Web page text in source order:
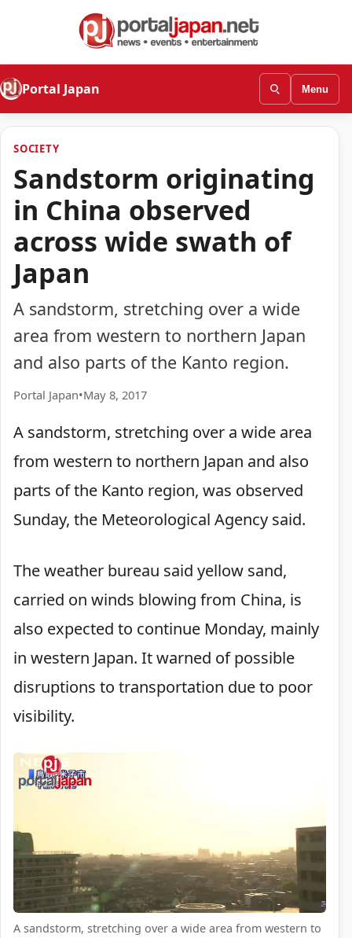
Portal Japan Menu
SOCIETY
Sandstorm originating
in China observed
across wide swath of
Japan
A sandstorm, stretching over a wide
area from western to northern Japan
and also parts of the Kanto region.
Portal Japan•May 8, 2017
A sandstorm, stretching over a wide area
from western to northern Japan and also
parts of the Kanto region, was observed
Sunday, the Meteorological Agency said.
The weather bureau said yellow sand,
carried on winds blowing from China, is
also expected to continue Monday, mainly
in western Japan. It warned of possible
disruptions to transportation due to poor
visibility.
A sandstorm, stretching over a wide area from western to